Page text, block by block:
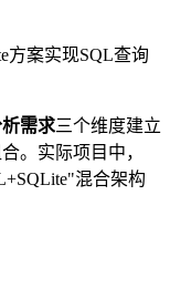
方案实现SQL查询
需求三个维度建立
。实际项目中，
混合架构